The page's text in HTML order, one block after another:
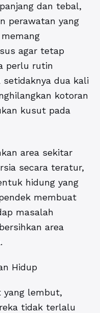
dan tebal,
perawatan yang
agar tetap
perlu rutin
setidaknya dua kali
kotoran
kusut pada
area sekitar
secara teratur,
hidung yang
membuat
masalah
area
Hidup
yang lembut,
tidak terlalu